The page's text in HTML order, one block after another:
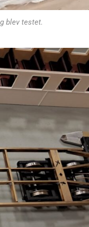
blev testet.